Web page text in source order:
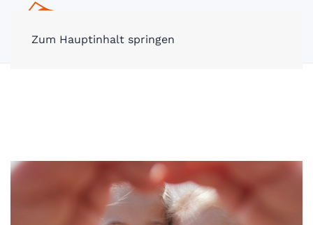
Zum Hauptinhalt springen